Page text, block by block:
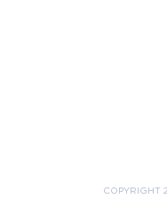
COPYRIGHT